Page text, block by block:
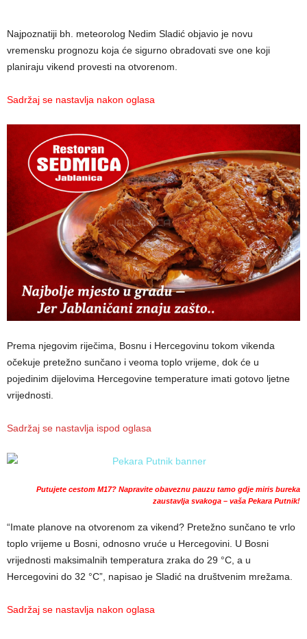
Najpoznatiji bh. meteorolog Nedim Sladić objavio je novu
vremensku prognozu koja će sigurno obradovati sve one koji
planiraju vikend provesti na otvorenom.
Sadržaj se nastavlja nakon oglasa
Prema njegovim riječima, Bosnu i Hercegovinu tokom vikenda
očekuje pretežno sunčano i veoma toplo vrijeme, dok će u
pojedinim dijelovima Hercegovine temperature imati gotovo ljetne
vrijednosti.
Sadržaj se nastavlja ispod oglasa
Putujete cestom M17? Napravite obaveznu pauzu tamo gdje miris bureka
zaustavlja svakoga – vaša Pekara Putnik!
“Imate planove na otvorenom za vikend? Pretežno sunčano te vrlo
toplo vrijeme u Bosni, odnosno vruće u Hercegovini. U Bosni
vrijednosti maksimalnih temperatura zraka do 29 °C, a u
Hercegovini do 32 °C”, napisao je Sladić na društvenim mrežama.
Sadržaj se nastavlja nakon oglasa